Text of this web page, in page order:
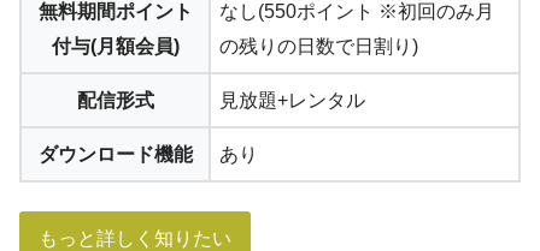
無料期間ポイント
付与(月額会員)
なし(550ポイント ※初回のみ月
の残りの日数で日割り)
配信形式 見放題+レンタル
ダウンロード機能 あり
もっと詳しく知りたい